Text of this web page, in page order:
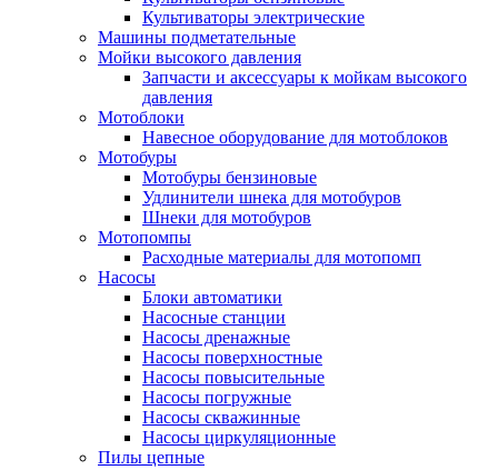
Культиваторы электрические
Машины подметательные
Мойки высокого давления
Запчасти и аксессуары к мойкам высокого
давления
Мотоблоки
Навесное оборудование для мотоблоков
Мотобуры
Мотобуры бензиновые
Удлинители шнека для мотобуров
Шнеки для мотобуров
Мотопомпы
Расходные материалы для мотопомп
Насосы
Блоки автоматики
Насосные станции
Насосы дренажные
Насосы поверхностные
Насосы повысительные
Насосы погружные
Насосы скважинные
Насосы циркуляционные
Пилы цепные